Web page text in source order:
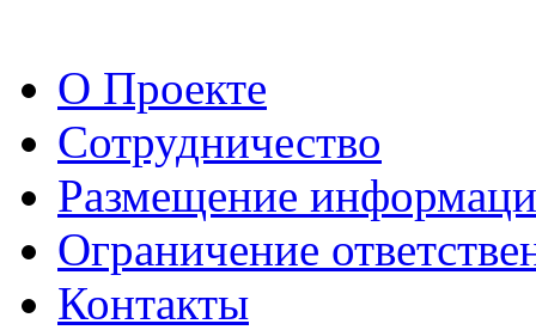
О Проекте
Сотрудничество
Размещение
Ограничение
Контакты